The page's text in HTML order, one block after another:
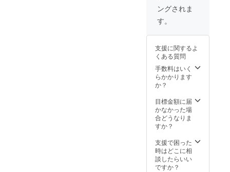
ングされま
す。
支援に関するよ
くある質問
手数料はいく
らかかります
か？
目標金額に届
かなかった場
合どうなりま
すか？
支援で困った
時はどこに相
談したらいい
ですか？